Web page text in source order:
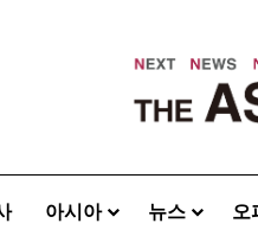
아시아 뉴스 오